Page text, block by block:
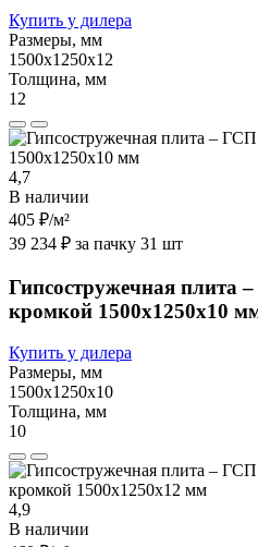
Купить у дилера
Размеры, мм
1500х1250х12
Толщина, мм
12
4,7
В наличии
405 ₽/м²
39 234 ₽ за пачку 31 шт
Гипсостружечная плита
кромкой 1500х1250х10
Купить у дилера
Размеры, мм
1500х1250х10
Толщина, мм
10
4,9
В наличии